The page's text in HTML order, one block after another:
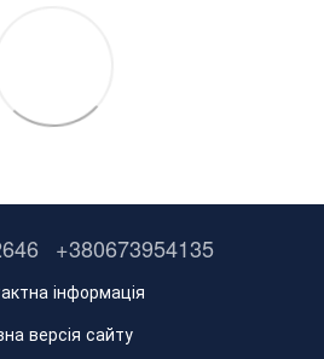
+380673954135
інформація
версія сайту